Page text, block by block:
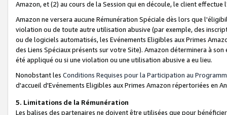
Amazon, et (2) au cours de la Session qui en découle, le client
Amazon ne versera aucune Rémunération Spéciale dès lors que
violation ou de toute autre utilisation abusive (par exemple, des
ou de logiciels automatisés, les Evénements Eligibles aux Primes
des Liens Spéciaux présents sur votre Site). Amazon déterminera à
été appliqué ou si une violation ou une utilisation abusive a eu lieu.
Nonobstant les Conditions Requises pour la Participation au
d'accueil d'Evénements Eligibles aux Primes Amazon répertoriées en
5. Limitations de la Rémunération
Les balises des partenaires ne doivent être utilisées que pour